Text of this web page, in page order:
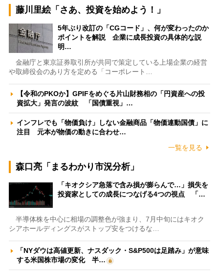
藤川里絵「さあ、投資を始めよう！」
5年ぶり改訂の「CGコード」、何が変わったのか
ポイントを解説 企業に成長投資の具体的な説
明…
金融庁と東京証券取引所が共同で策定している上場企業の経営
や取締役会のあり方を定める「コーポレート…
【令和のPKOか】GPIFをめぐる片山財務相の「円資産への投
資拡大」発言の波紋 「国債重視」…
インフレでも「物価負け」しない金融商品「物価連動国債」に
注目 元本が物価の動きに合わせ…
一覧を見る
森口亮「まるわかり市況分析」
「キオクシア急落で含み損が膨らんで…」損失を
投資家としての成長につなげる4つの視点 「…
半導体株を中心に相場の調整色が強まり、7月中旬にはキオク
シアホールディングスがストップ安をつけるな…
「NYダウは高値更新、ナスダック・S&P500は足踏み」が意味
する米国株市場の変化 半…